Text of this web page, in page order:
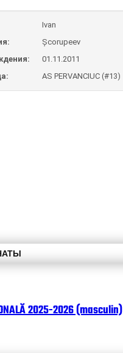
Ivan
Școrupeev
01.11.2011
AS PERVANCIUC (#13)
2025-2026 (masculin)